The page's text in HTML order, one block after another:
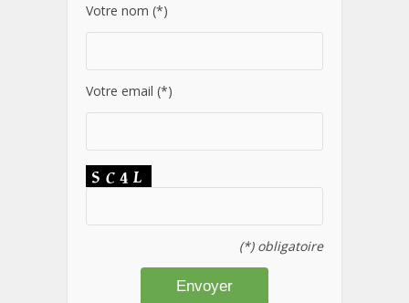
Votre nom (*)
Votre email (*)
(*) obligatoire